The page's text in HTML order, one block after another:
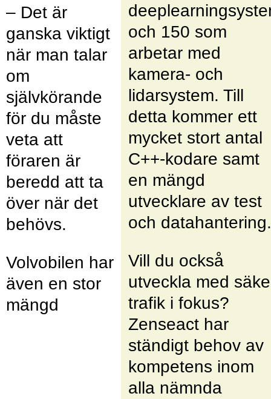
och 150 som
arbetar med
kamera- och
lidarsystem. Till
detta kommer ett
mycket stort antal
C++-kodare samt
en mängd
utvecklare av test
och datahantering.
Vill du också
utveckla med
trafik i fokus?
Zenseact har
ständigt behov av
kompetens inom
alla nämnda
– Det är
ganska viktigt
när man talar
om
självkörande
för du måste
veta att
föraren är
beredd att ta
över när det
behövs.
Volvobilen har
även en stor
mängd